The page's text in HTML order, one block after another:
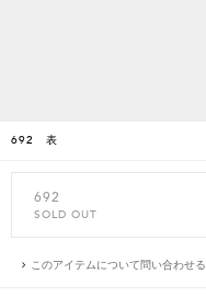
692 表
692
SOLD OUT
このアイテムについて問い合わせる